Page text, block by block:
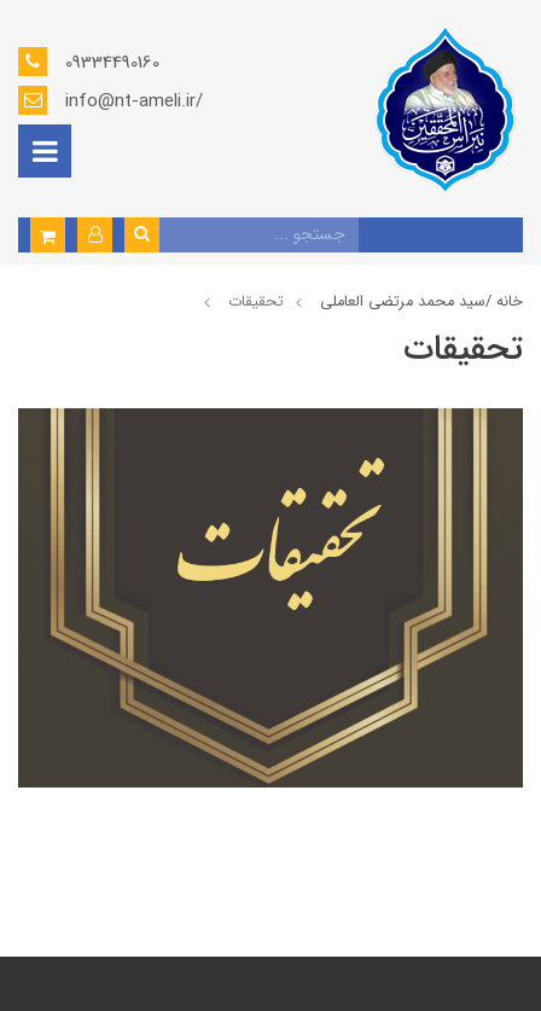
09334490160
info@nt-ameli.ir/
خانه /سید محمد مرتضی العاملی تحقیقات
تحقیقات